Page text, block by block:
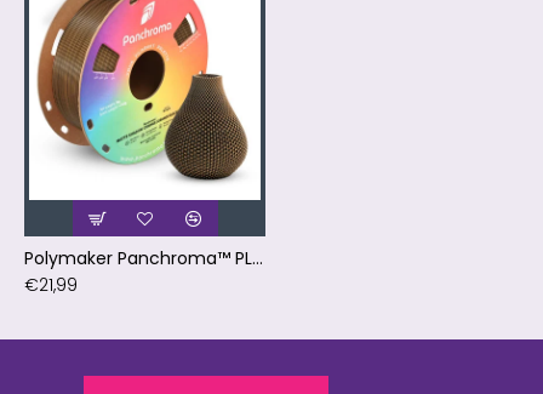
Polymaker Panchroma™ PLA Dual Matte Shadow Orange (Orange-Black)
€21,99